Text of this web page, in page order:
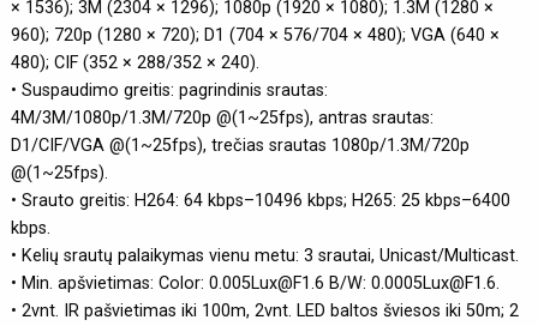
× 1536); 3M (2304 × 1296); 1080p (1920 × 1080); 1.3M (1280 ×
960); 720p (1280 × 720); D1 (704 × 576/704 × 480); VGA (640 ×
480); CIF (352 × 288/352 × 240).
• Suspaudimo greitis: pagrindinis srautas:
4M/3M/1080p/1.3M/720p @(1~25fps), antras srautas:
D1/CIF/VGA @(1~25fps), trečias srautas 1080p/1.3M/720p
@(1~25fps).
• Srauto greitis: H264: 64 kbps–10496 kbps; H265: 25 kbps–6400
kbps.
• Kelių srautų palaikymas vienu metu: 3 srautai, Unicast/Multicast.
• Min. apšvietimas: Color: 0.005Lux@F1.6 B/W: 0.0005Lux@F1.6.
• 2vnt. IR pašvietimas iki 100m, 2vnt. LED baltos šviesos iki 50m; 2